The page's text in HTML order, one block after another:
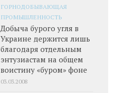
ГОРНОДОБЫВАЮЩАЯ
ПРОМЫШЛЕННОСТЬ
Добыча бурого угля в
Украине держится лишь
благодаря отдельным
энтузиастам на общем
воистину «буром» фоне
03.03.2008